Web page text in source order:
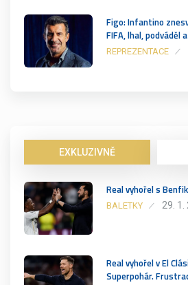
Figo: Infantino
FIFA, lhal, podváděl
REPREZENTACE
EXKLUZIVNĚ
Real vyhořel s
BALETKY 29. 1.
Real vyhořel v El
Superpohár.